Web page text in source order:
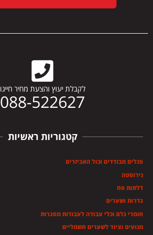
לקבלת יעוץ והצעת מחיר חייגו
088-522627
קטגוריות ראשיות
פנלים מבודדים וכול האביזרים
נירוסטה
דלתות פח
גדרות ושערים
חומרי גלם וכלי עבודה לעבודות מסגרות
מנועים וציוד לשערים חשמליים